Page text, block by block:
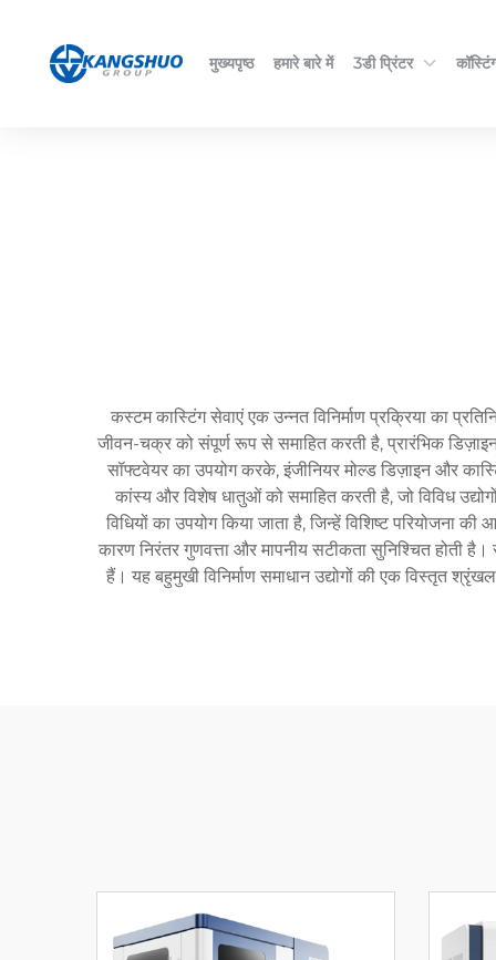
मुख्यपृष्ठ हमारे बारे में 3डी प्रिंटर
कस्टम कास्टिंग सेवाएं एक उन्नत विनिर्माण प्रक्रिया का
जीवन-चक्र को संपूर्ण रूप से समाहित करती है, प्रारंभिक
सॉफ्टवेयर का उपयोग करके, इंजीनियर मोल्ड डिज़ाइन और
कांस्य और विशेष धातुओं को समाहित करती है, जो विविध
विधियों का उपयोग किया जाता है, जिन्हें विशिष्ट
कारण निरंतर गुणवत्ता और मापनीय सटीकता सुनिश्चित होती
हैं। यह बहुमुखी विनिर्माण समाधान उद्योगों की एक विस्तृत